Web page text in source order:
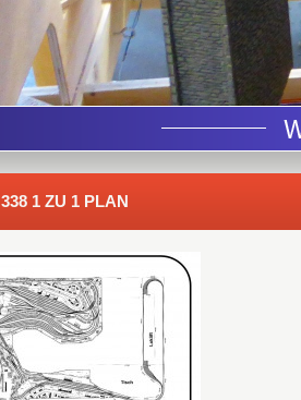
338 1 ZU 1 PLAN